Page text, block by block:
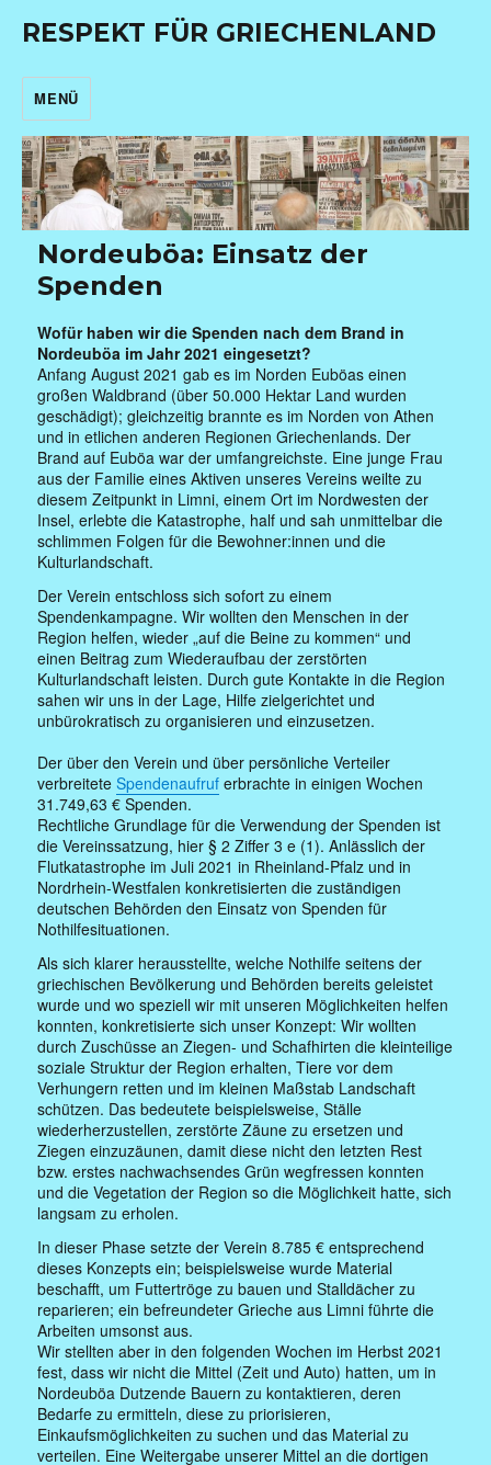
RESPEKT FÜR GRIECHENLAND
MENÜ
Nordeuböa: Einsatz der
Spenden
Wofür haben wir die Spenden nach dem Brand in
Nordeuböa im Jahr 2021 eingesetzt?
Anfang August 2021 gab es im Norden Euböas einen
großen Waldbrand (über 50.000 Hektar Land wurden
geschädigt); gleichzeitig brannte es im Norden von Athen
und in etlichen anderen Regionen Griechenlands. Der
Brand auf Euböa war der umfangreichste. Eine junge Frau
aus der Familie eines Aktiven unseres Vereins weilte zu
diesem Zeitpunkt in Limni, einem Ort im Nordwesten der
Insel, erlebte die Katastrophe, half und sah unmittelbar die
schlimmen Folgen für die Bewohner:innen und die
Kulturlandschaft.
Der Verein entschloss sich sofort zu einem
Spendenkampagne. Wir wollten den Menschen in der
Region helfen, wieder „auf die Beine zu kommen“ und
einen Beitrag zum Wiederaufbau der zerstörten
Kulturlandschaft leisten. Durch gute Kontakte in die Region
sahen wir uns in der Lage, Hilfe zielgerichtet und
unbürokratisch zu organisieren und einzusetzen.
Der über den Verein und über persönliche Verteiler
verbreiteteSpendenaufruf erbrachte in einigen Wochen
31.749,63 € Spenden.
Rechtliche Grundlage für die Verwendung der Spenden ist
die Vereinssatzung, hier § 2 Ziffer 3 e (1). Anlässlich der
Flutkatastrophe im Juli 2021 in Rheinland-Pfalz und in
Nordrhein-Westfalen konkretisierten die zuständigen
deutschen Behörden den Einsatz von Spenden für
Nothilfesituationen.
Als sich klarer herausstellte, welche Nothilfe seitens der
griechischen Bevölkerung und Behörden bereits geleistet
wurde und wo speziell wir mit unseren Möglichkeiten helfen
konnten, konkretisierte sich unser Konzept: Wir wollten
durch Zuschüsse an Ziegen- und Schafhirten die kleinteilige
soziale Struktur der Region erhalten, Tiere vor dem
Verhungern retten und im kleinen Maßstab Landschaft
schützen. Das bedeutete beispielsweise, Ställe
wiederherzustellen, zerstörte Zäune zu ersetzen und
Ziegen einzuzäunen, damit diese nicht den letzten Rest
bzw. erstes nachwachsendes Grün wegfressen konnten
und die Vegetation der Region so die Möglichkeit hatte, sich
langsam zu erholen.
In dieser Phase setzte der Verein 8.785 € entsprechend
dieses Konzepts ein; beispielsweise wurde Material
beschafft, um Futtertröge zu bauen und Stalldächer zu
reparieren; ein befreundeter Grieche aus Limni führte die
Arbeiten umsonst aus.
Wir stellten aber in den folgenden Wochen im Herbst 2021
fest, dass wir nicht die Mittel (Zeit und Auto) hatten, um in
Nordeuböa Dutzende Bauern zu kontaktieren, deren
Bedarfe zu ermitteln, diese zu priorisieren,
Einkaufsmöglichkeiten zu suchen und das Material zu
verteilen. Eine Weitergabe unserer Mittel an die dortigen